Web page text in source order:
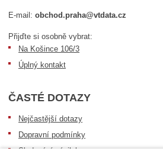
E-mail:obchod.praha@vtdata.cz
Přijďte si osobně vybrat:
Na Košince 106/3
Úplný kontakt
ČASTÉ DOTAZY
Nejčastější dotazy
Dopravní podmínky
Sledování zásilek